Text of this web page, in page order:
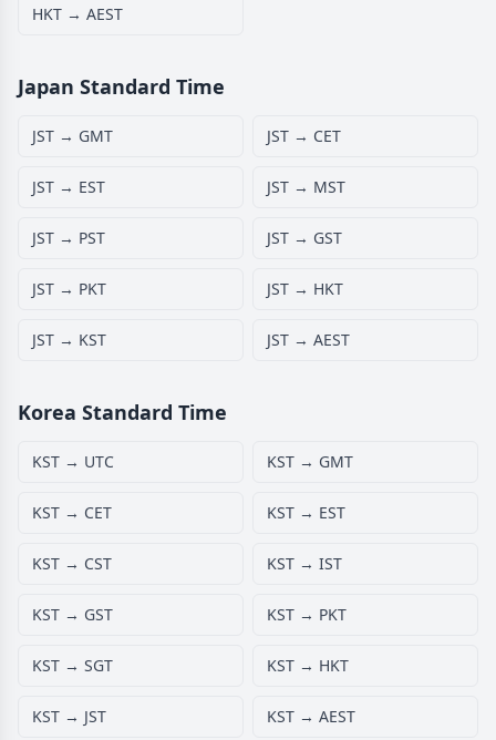
HKT → AEST
Japan Standard Time
JST → GMT JST → CET
JST → EST JST → MST
JST → PST JST → GST
JST → PKT JST → HKT
JST → KST JST → AEST
Korea Standard Time
KST → UTC KST → GMT
KST → CET KST → EST
KST → CST KST → IST
KST → GST KST → PKT
KST → SGT KST → HKT
KST → JST KST → AEST